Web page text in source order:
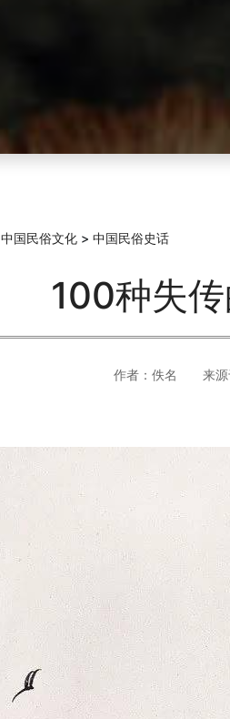
中国民俗文化 > 中国民俗史话
100种失
作者：佚名 来源